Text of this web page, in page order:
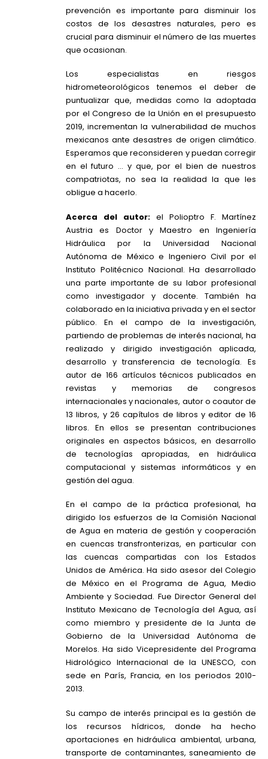
prevención es importante para disminuir los
costos de los desastres naturales, pero es
crucial para disminuir el número de las muertes
que ocasionan.
Los especialistas en riesgos
hidrometeorológicos tenemos el deber de
puntualizar que, medidas como la adoptada
por el Congreso de la Unión en el presupuesto
2019, incrementan la vulnerabilidad de muchos
mexicanos ante desastres de origen climático.
Esperamos que reconsideren y puedan corregir
en el futuro … y que, por el bien de nuestros
compatriotas, no sea la realidad la que les
obligue a hacerlo.
Acerca del autor: el Polioptro F. Martínez
Austria es Doctor y Maestro en Ingeniería
Hidráulica por la Universidad Nacional
Autónoma de México e Ingeniero Civil por el
Instituto Politécnico Nacional. Ha desarrollado
una parte importante de su labor profesional
como investigador y docente. También ha
colaborado en la iniciativa privada y en el sector
público. En el campo de la investigación,
partiendo de problemas de interés nacional, ha
realizado y dirigido investigación aplicada,
desarrollo y transferencia de tecnología. Es
autor de 166 artículos técnicos publicados en
revistas y memorias de congresos
internacionales y nacionales, autor o coautor de
13 libros, y 26 capítulos de libros y editor de 16
libros. En ellos se presentan contribuciones
originales en aspectos básicos, en desarrollo
de tecnologías apropiadas, en hidráulica
computacional y sistemas informáticos y en
gestión del agua.
En el campo de la práctica profesional, ha
dirigido los esfuerzos de la Comisión Nacional
de Agua en materia de gestión y cooperación
en cuencas transfronterizas, en particular con
las cuencas compartidas con los Estados
Unidos de América. Ha sido asesor del Colegio
de México en el Programa de Agua, Medio
Ambiente y Sociedad. Fue Director General del
Instituto Mexicano de Tecnología del Agua, así
como miembro y presidente de la Junta de
Gobierno de la Universidad Autónoma de
Morelos. Ha sido Vicepresidente del Programa
Hidrológico Internacional de la UNESCO, con
sede en París, Francia, en los periodos 2010-
2013.
Su campo de interés principal es la gestión de
los recursos hídricos, donde ha hecho
aportaciones en hidráulica ambiental, urbana,
transporte de contaminantes, saneamiento de